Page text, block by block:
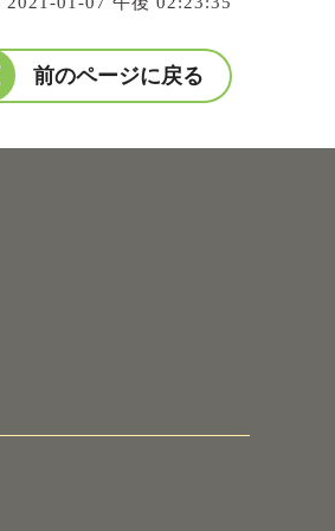
前のページに戻る